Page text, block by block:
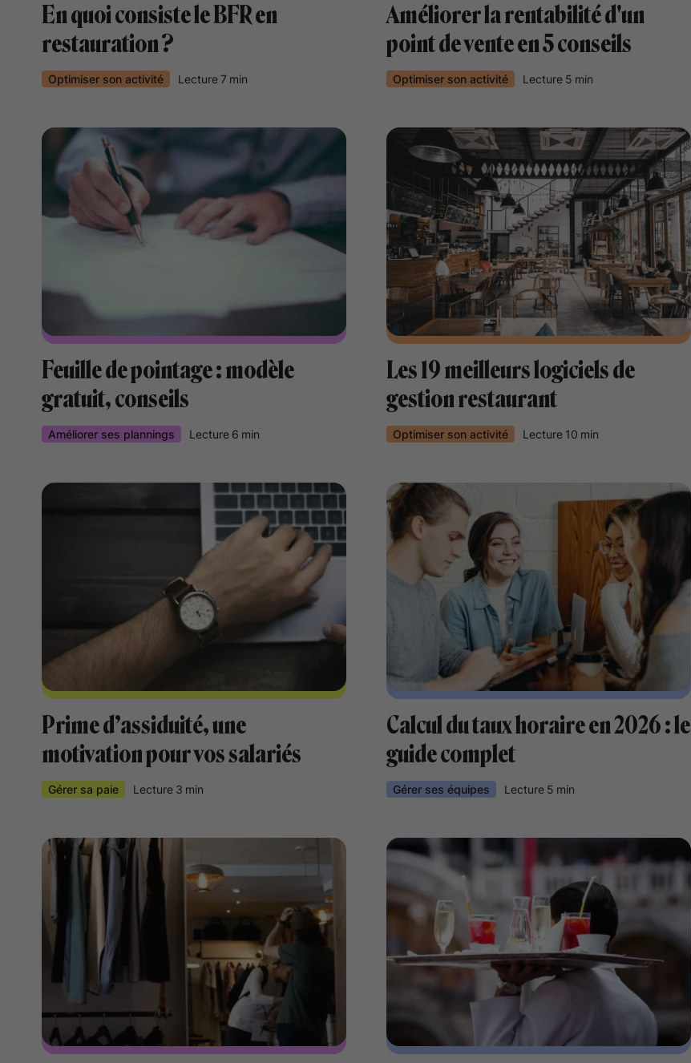
En quoi consiste le BFR en
restauration ?
Optimiser son activité Lecture7 min
Améliorer la rentabilité d'un
point de vente en 5 conseils
Optimiser son activité Lecture 5 min
Feuille de pointage : modèle
gratuit, conseils
Améliorer ses plannings Lecture 6 min
Les 19 meilleurs logiciels de
gestion restaurant
Optimiser son activité Lecture 10 min
Prime d’assiduité, une
motivation pour vos salariés
Gérer sa paie Lecture 3 min
Calcul du taux horaire en 2026 : le
guide complet
Gérer ses équipes Lecture 5 min